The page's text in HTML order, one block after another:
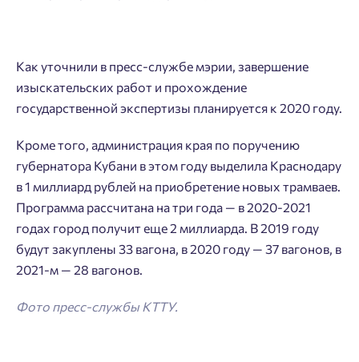
Как уточнили в пресс-службе мэрии, завершение
изыскательских работ и прохождение
государственной экспертизы планируется к 2020 году.
Кроме того, администрация края по поручению
губернатора Кубани в этом году выделила Краснодару
в 1 миллиард рублей на приобретение новых трамваев.
Программа рассчитана на три года — в 2020-2021
годах город получит еще 2 миллиарда. В 2019 году
будут закуплены 33 вагона, в 2020 году — 37 вагонов, в
2021-м — 28 вагонов.
Фото пресс-службы КТТУ.
перезвоним.
Имя
кабинет
Добавляйте планировки в избранное
Делитесь подборками
Больше никаких паролей! Введите номер
и мы вышлем вам одноразовый код
Выбор города
Пермь
Ростов-на-Дону
Екатеринбург
Нет времени выбирать?
Подбор квартиры за 3 минуты
Начать